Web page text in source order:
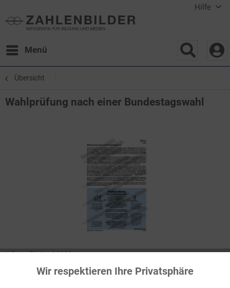
Hilfe
Menü
Übersicht
Wahlprüfung nach einer Bundestagswahl
Infografik Nr. 086034
Bei einem Großereignis wie einer Bundestagswahl sind Fehler
Funktionale Aktiv
Wir respektieren Ihre Privatsphäre